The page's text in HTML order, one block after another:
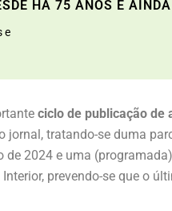
HÁ 75 ANOS E
e
ciclo de publicação de
jornal, tratando-se duma
2024 e uma
prevendo-se que o